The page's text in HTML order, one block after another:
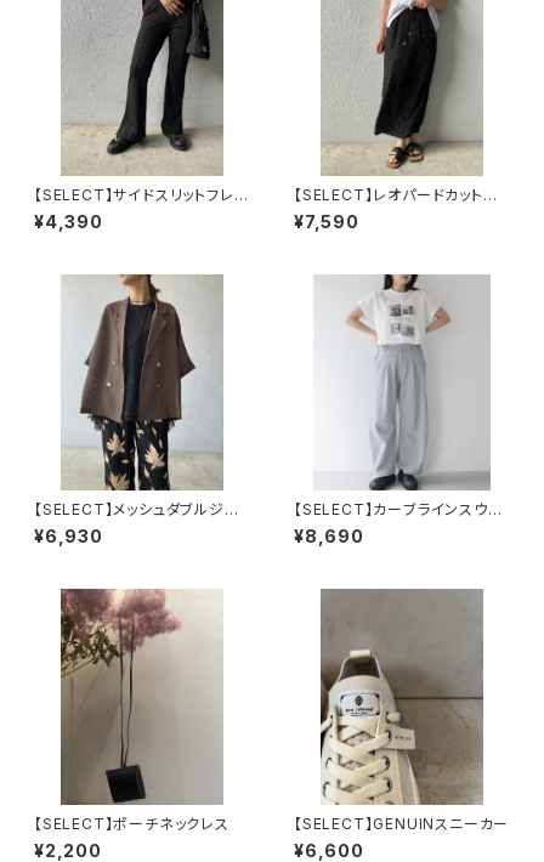
【SELECT】サイドスリットフレア
レギンスパンツ
¥4,390
【SELECT】レオパードカットジ
ャガードイージータイトスカート
¥7,590
【SELECT】メッシュダブルジャ
ケット
¥6,930
【SELECT】カーブラインスウェ
ットパンツ
¥8,690
【SELECT】ポーチネックレス
¥2,200
【SELECT】GENUINスニーカー
¥6,600